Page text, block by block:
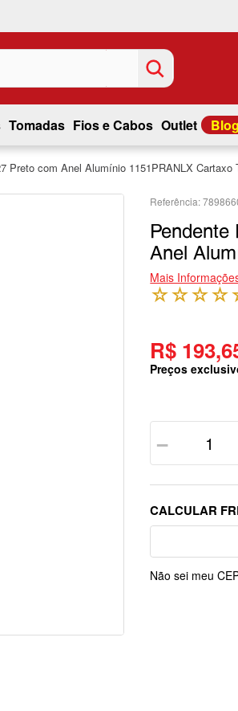
Tomadas Fios e Cabos Outlet Blog
Preto com Anel Alumínio 1151PRANLX Cartaxo
Pendente
Anel
Mais
☆☆☆☆
R$
Preços
－
Não sei meu